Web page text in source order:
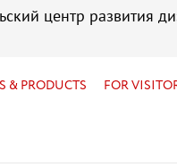
центр развития
& PRODUCTS FOR